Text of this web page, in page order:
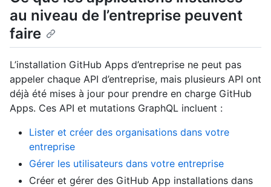
au niveau de l’entreprise peuvent
faire
L’installation GitHub Apps d’entreprise ne peut pas
appeler chaque API d’entreprise, mais plusieurs API ont
déjà été mises à jour pour prendre en charge GitHub
Apps. Ces API et mutations GraphQL incluent :
Lister et créer des organisations dans votre
entreprise
Gérer les utilisateurs dans votre entreprise
Créer et gérer des GitHub App installations dans